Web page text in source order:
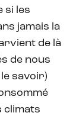
si les
jamais la
de là
de nous
savoir)
climats